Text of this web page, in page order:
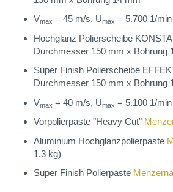
Vmax = 45 m/s, Umax = 5.700 1/min
Hochglanz Polierscheibe
Durchmesser 150 mm x Bohrung
Super Finish Polierscheibe
Durchmesser 150 mm x Bohrung
Vmax = 40 m/s, Umax = 5.100 1/min
Vorpolierpaste "Heavy Cut"
Aluminium Hochglanzpolierpaste
1,3 kg)
Super Finish Polierpaste